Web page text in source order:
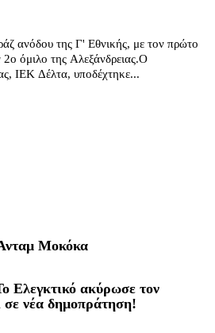
ανόδου της Γ' Εθνικής, με τον πρώτο
2ο όμιλο της Αλεξάνδρειας.Ο
ΙΕΚ Δέλτα, υποδέχτηκε...
Μοκόκα
ακύρωσε τον
σε νέα δημοπράτηση!